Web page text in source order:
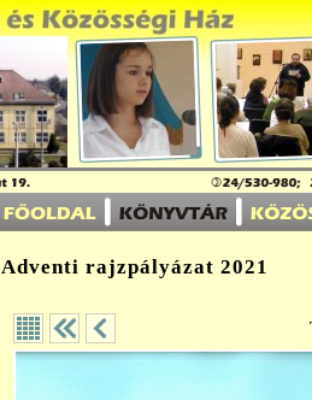
Adventi rajzpályázat 2021